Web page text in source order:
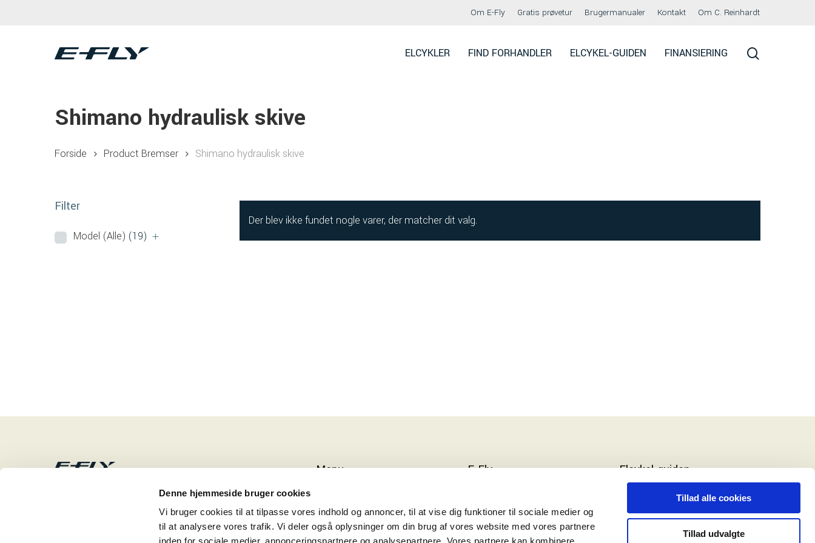
Denne hjemmeside bruger cookies
Vi bruger cookies til at tilpasse vores indhold og annoncer, til at vise dig funktioner til sociale medier og
til at analysere vores trafik. Vi deler også oplysninger om din brug af vores website med vores partnere
Tillad alle cookies
Tillad udvalgte
Om E-Fly Gratis prøvetur Brugermanualer Kontakt Om C. Reinhardt
Hit enter to search or ESC to close
ELCYKLER FIND FORHANDLER ELCYKEL-GUIDEN FINANSIERING
Shimano hydraulisk skive
Forside Product Bremser Shimano hydraulisk skive
Filter
Model (Alle) (19)
Der blev ikke fundet nogle varer, der matcher dit valg.
Menu
Find Forhandler
E-Fly
OM C. REINHARDT
Elcykel-guiden
ELCYKEL-GUIDEN
VÆRD AT VIDE